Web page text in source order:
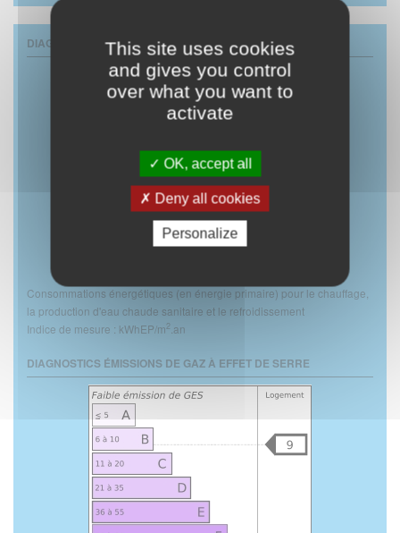
DIAGNOSTICS PERFORMANCES ÉNERGÉTIQUES
Consommations énergétiques (en énergie primaire) pour le chauffage,
la production d'eau chaude sanitaire et le refroidissement
Indice de mesure : kWhEP/m2 .an
DIAGNOSTICS ÉMISSIONS DE GAZ À EFFET DE SERRE
This site uses cookies
and gives you control
over what you want to
activate
OK, accept all
Deny all cookies
Personalize